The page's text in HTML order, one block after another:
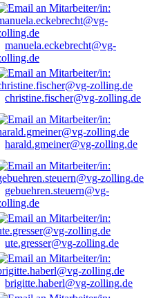
manuela.eckebrecht@vg-
christine.fischer@vg-zolling.de
harald.gmeiner@vg-zolling.de
gebuehren.steuern@vg-
ute.gresser@vg-zolling.de
brigitte.haberl@vg-zolling.de